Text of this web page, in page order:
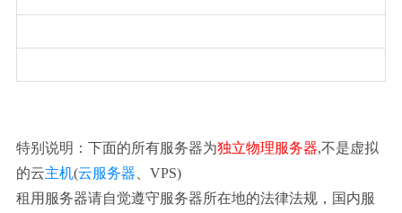
特别说明：下面的所有服务器为独立物理服务器,不是虚拟
的云主机(云服务器 、VPS)
租用服务器请自觉遵守服务器所在地的法律法规，国内服